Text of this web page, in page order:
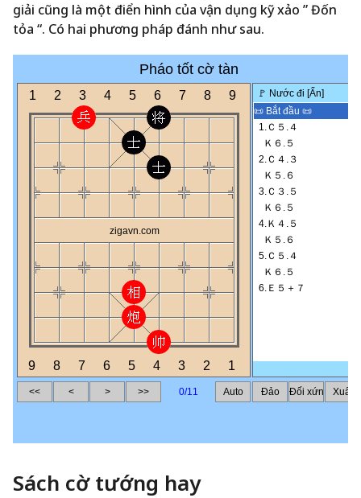
giải cũng là một điển hình của vận dụng kỹ xảo ” Đốn
tỏa “. Có hai phương pháp đánh như sau.
Sách cờ tướng hay